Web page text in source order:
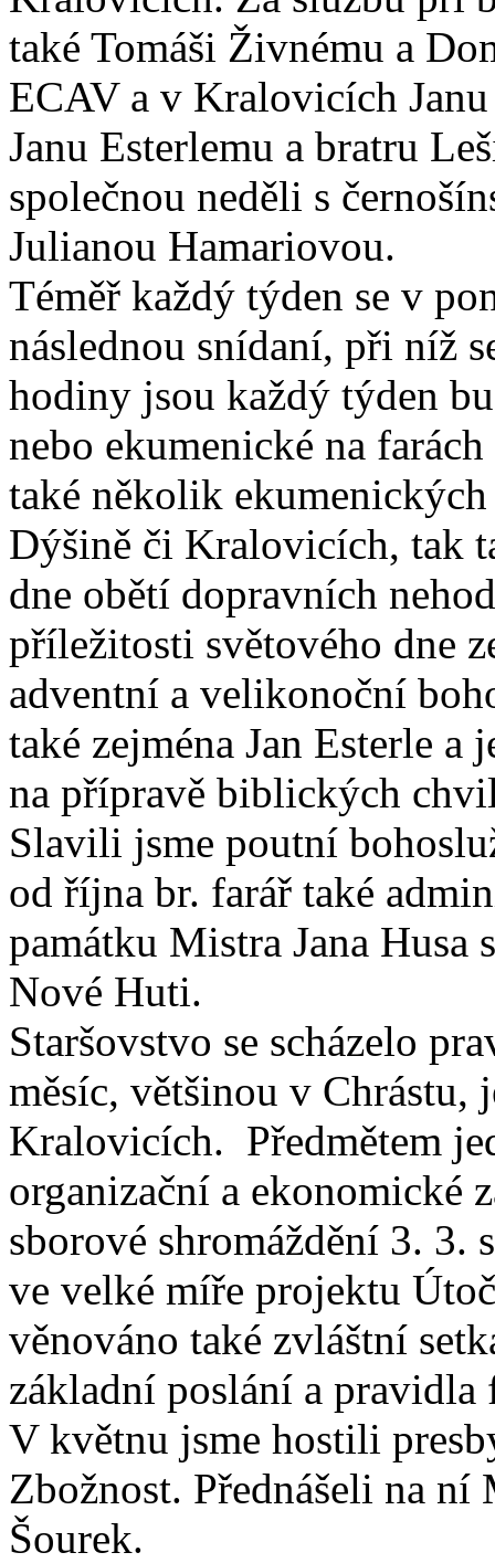
také Tomáši Živnému a
ECAV a v Kralovicích
Janu Esterlemu a bratru
společnou neděli s
Julianou Hamariovou.
Téměř každý týden se v
následnou snídaní, při níž
hodiny jsou každý týden
nebo ekumenické na
také několik
Dýšině či Kralovicích, tak
dne obětí dopravních
příležitosti světového dne
adventní a velikonoční
také zejména Jan Esterle
na přípravě biblických
Slavili jsme poutní
od října br. farář také
památku Mistra Jana Husa
Nové Huti.
Staršovstvo se scházelo
měsíc, většinou v Chrástu,
Kralovicích. Předmětem
organizační a ekonomické
sborové shromáždění 3. 3.
ve velké míře projektu
věnováno také zvláštní
základní poslání a pravidla
V květnu jsme hostili
Zbožnost. Přednášeli na
Šourek.